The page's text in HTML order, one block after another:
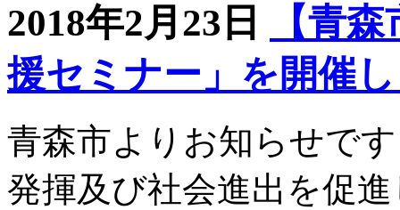
2018年2月23日
【青
援セミナー」を開催
青森市よりお知らせで
発揮及び社会進出を促